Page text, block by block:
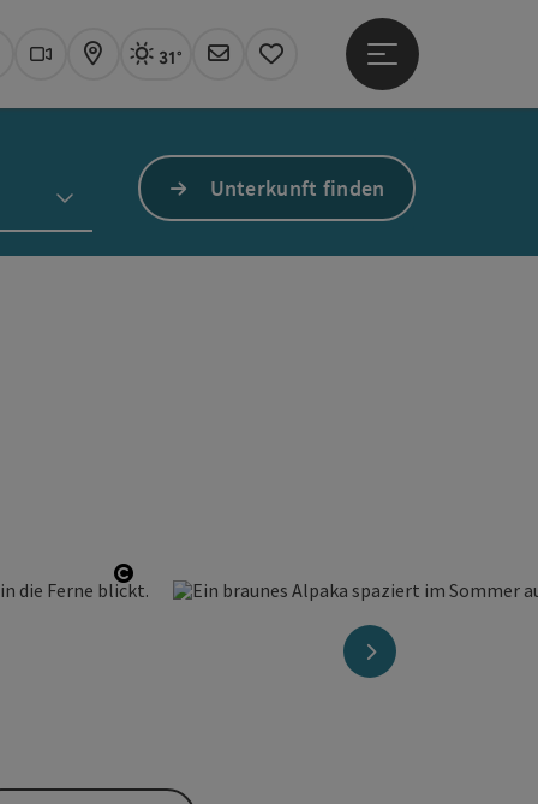
Webcams
KarteAktuelles Wetter Linz, sonnig
31°
Newsletter
Merkzettel
Hauptmenü öffnen
Unterkunft finden
Copyright öffnen
nächstes Element